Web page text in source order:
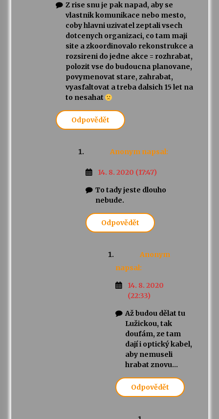
Z rise snu je pak napad, aby se
vlastnik komunikace nebo mesto,
coby hlavni uzivatel zeptali vsech
dotcenych organizaci, co tam maji
site a zkoordinovalo rekonstrukce a
rozsireni do jedne akce = rozhrabat,
polozit vse do budoucna planovane,
povymenovat stare, zahrabat,
vyasfaltovat a treba dalsich 15 let na
to nesahat
Odpovědět
Anonym napsal:
14. 8. 2020 (17:47)
To tady jeste dlouho
nebude.
Odpovědět
Anonym
napsal:
14. 8. 2020
(22:33)
Až budou dělat tu
Lužickou, tak
doufám, ze tam
dají i optický kabel,
aby nemuseli
hrabat znovu…
Odpovědět